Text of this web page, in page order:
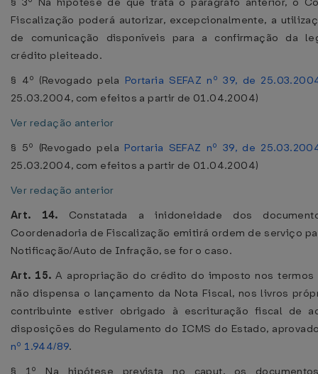
Fiscalização poderá autorizar, excepcionalmente, a
de comunicação disponíveis para a confirmação da
crédito pleiteado.
§ 4º (Revogado pela Portaria SEFAZ nº 39, de
25.03.2004, com efeitos a partir de 01.04.2004)
Ver redação anterior
§ 5º (Revogado pela Portaria SEFAZ nº 39, de
25.03.2004, com efeitos a partir de 01.04.2004)
Ver redação anterior
Art. 14. Constatada a inidoneidade dos
Coordenadoria de Fiscalização emitirá ordem de serviço
Notificação/Auto de Infração, se for o caso.
Art. 15. A apropriação do crédito do imposto nos termos
não dispensa o lançamento da Nota Fiscal, nos livros
contribuinte estiver obrigado à escrituração fiscal de
disposições do Regulamento do ICMS do Estado,
nº 1.944/89.